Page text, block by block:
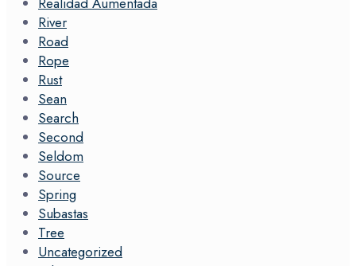
River
Road
Rope
Rust
Sean
Search
Second
Seldom
Source
Spring
Subastas
Tree
Uncategorized